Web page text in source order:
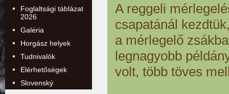
Foglaltsági táblázat
2026
Galéria
Horgász helyek
Tudnivalók
Elérhetőségek
Slovenský
A reggeli
csapatánál
a mérlegelő
legnagyobb
volt, több töves